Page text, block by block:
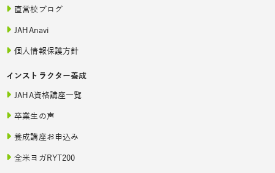
直営校ブログ
JAHAnavi
個人情報保護方針
インストラクター養成
JAHA資格講座一覧
卒業生の声
養成講座お申込み
全米ヨガRYT200